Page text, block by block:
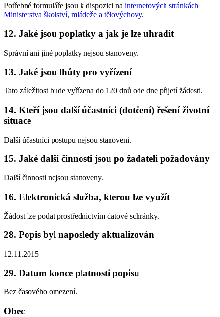
Potřebné formuláře jsou k dispozici na internetových stránkách
Ministerstva školství, mládeže a tělovýchovy.
12. Jaké jsou poplatky a jak je lze uhradit
Správní ani jiné poplatky nejsou stanoveny.
13. Jaké jsou lhůty pro vyřízení
Tato záležitost bude vyřízena do 120 dnů ode dne přijetí žádosti.
14. Kteří jsou další účastníci (dotčení) řešení životní
situace
Další účastníci postupu nejsou stanoveni.
15. Jaké další činnosti jsou po žadateli požadovány
Další činnosti nejsou stanoveny.
16. Elektronická služba, kterou lze využít
Žádost lze podat prostřednictvím datové schránky.
28. Popis byl naposledy aktualizován
12.11.2015
29. Datum konce platnosti popisu
Bez časového omezení.
Obec